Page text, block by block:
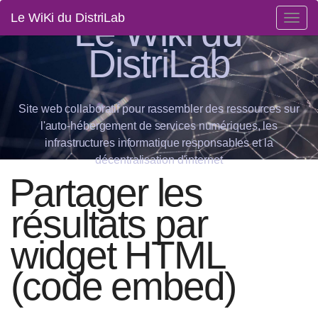
Le WiKi du DistriLabLe Wiki du
DistriLab
Site web collaboratif pour rassembler des ressources sur
l'auto-hébergement de services numériques, les
infrastructures informatique responsables et la
décentralisation d'internet
Partager les
résultats par
widget HTML
(code embed)